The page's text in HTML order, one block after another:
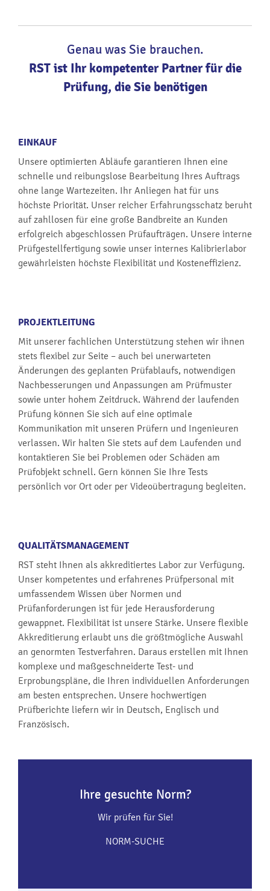
Genau was Sie brauchen.
RST ist Ihr kompetenter Partner für die
Prüfung, die Sie benötigen
EINKAUF
Unsere optimierten Abläufe garantieren Ihnen eine
schnelle und reibungslose Bearbeitung Ihres Auftrags
ohne lange Wartezeiten. Ihr Anliegen hat für uns
höchste Priorität. Unser reicher Erfahrungsschatz beruht
auf zahllosen für eine große Bandbreite an Kunden
erfolgreich abgeschlossen Prüfaufträgen. Unsere interne
Prüfgestellfertigung sowie unser internes Kalibrierlabor
gewährleisten höchste Flexibilität und Kosteneffizienz.
PROJEKTLEITUNG
Mit unserer fachlichen Unterstützung stehen wir ihnen
stets flexibel zur Seite – auch bei unerwarteten
Änderungen des geplanten Prüfablaufs, notwendigen
Nachbesserungen und Anpassungen am Prüfmuster
sowie unter hohem Zeitdruck. Während der laufenden
Prüfung können Sie sich auf eine optimale
Kommunikation mit unseren Prüfern und Ingenieuren
verlassen. Wir halten Sie stets auf dem Laufenden und
kontaktieren Sie bei Problemen oder Schäden am
Prüfobjekt schnell. Gern können Sie Ihre Tests
persönlich vor Ort oder per Videoübertragung begleiten.
QUALITÄTSMANAGEMENT
RST steht Ihnen als akkreditiertes Labor zur Verfügung.
Unser kompetentes und erfahrenes Prüfpersonal mit
umfassendem Wissen über Normen und
Prüfanforderungen ist für jede Herausforderung
gewappnet. Flexibilität ist unsere Stärke. Unsere flexible
Akkreditierung erlaubt uns die größtmögliche Auswahl
an genormten Testverfahren. Daraus erstellen mit Ihnen
komplexe und maßgeschneiderte Test- und
Erprobungspläne, die Ihren individuellen Anforderungen
am besten entsprechen. Unsere hochwertigen
Prüfberichte liefern wir in Deutsch, Englisch und
Französisch.
Ihre gesuchte Norm?
Wir prüfen für Sie!
NORM-SUCHE